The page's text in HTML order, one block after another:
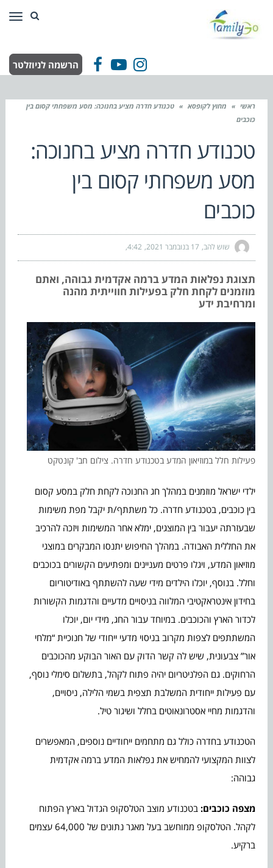
Facebook
YouTube
Instagram הרשמה לניוזלטר
ראשי » מחוץ לקופסא » טכנודע חדרה מציע בחנוכה: מסע משפחתי קסום בין
כוכבים
טכנודע חדרה מציע בחנוכה:
מסע משפחתי קסום בין
כוכבים
שוש להב 17 בנובמבר 2021 4:42
תצוגת נפלאות המדע ברמה אקדמית גבוהה, ואתם
מוזמנים לקחת חלק בפעילות חווייתית מהנה
ומרחיבת ידע
פעילות חלל במוזיאון המדע בטכנודע חדרה. צילום חב' קונטקט
ילדי ישראל מוזמנים במהלך חג החנוכה לקחת חלק במסע קסום
בין כוכבים, בטכנודע חדרה. כל משתתף/ת יקבל מפת משימות
שבעזרתה יעבור בין המוצגים, ימלא אחר המשימות ויזכה להרכיב
את החללית האבודה. במהלך החיפוש יתנסו המבקרים במוצגי
מוזיאון המדע, ויגלו פרטים מעניינים ומפתיעים הקשורים בכוכבים
וחלל. בנוסף, יוכלו הילדים מידי שעה להשתתף באודיטוריום
בחידון אינטראקטיבי המלווה בניסויים מדעיים והדגמות הקשורות
לכדור הארץ והכוכבים. במיוחד עבור החג, מידי יום, יוכלו
המשתתפים לצפות מקרוב בניסוי מדעי ייחודי של חנוכיית “מלחי
אור” צבעונית, שיש לה קשר הדוק עם האור הבוקע מהכוכבים
הרחוקים. גם הפלניטריום יהיה פתוח לקהל, בתשלום סימלי נוסף,
עם פעילות ייחודית המשלבת תצפית בשמי הלילה, ניסויים,
והדגמות מחיי אסטרונאוטים בחלל ושיגור טיל.
הטכנודע בחדרה כולל גם מתחמים ייחודיים נוספים, המאפשרים
לצוות המקצועי להמחיש את נפלאות המדע ברמה אקדמית
גבוהה:
מצפה כוכבים: בטכנודע מוצב הטלסקופ הגדול בארץ הפתוח
לקהל. הטלסקופ ממוחשב בעל מאגר נתונים של 64,000 עצמים
ברקיע.